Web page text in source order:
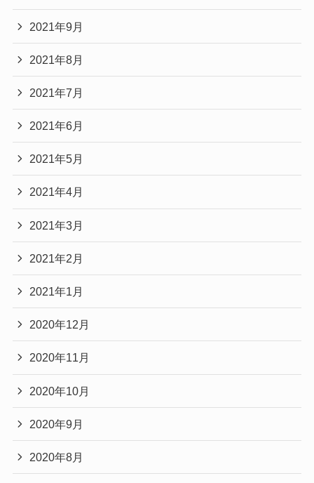
2021年9月
2021年8月
2021年7月
2021年6月
2021年5月
2021年4月
2021年3月
2021年2月
2021年1月
2020年12月
2020年11月
2020年10月
2020年9月
2020年8月